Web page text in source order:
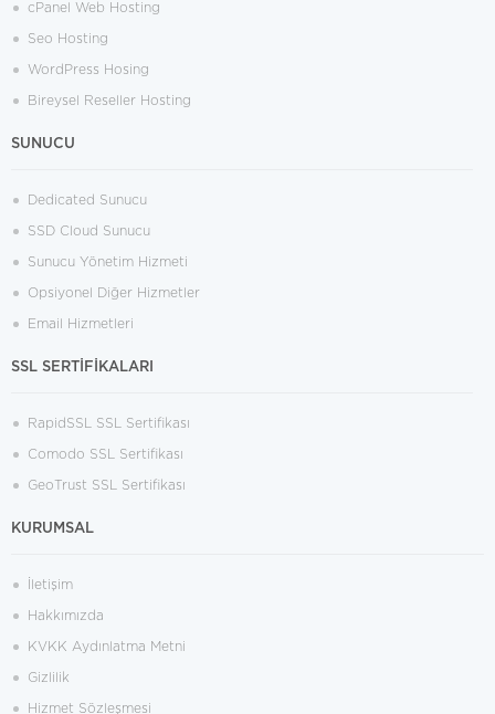
cPanel Web Hosting
Seo Hosting
WordPress Hosing
Bireysel Reseller Hosting
SUNUCU
Dedicated Sunucu
SSD Cloud Sunucu
Sunucu Yönetim Hizmeti
Opsiyonel Diğer Hizmetler
Email Hizmetleri
SSL SERTİFİKALARI
RapidSSL SSL Sertifikası
Comodo SSL Sertifikası
GeoTrust SSL Sertifikası
KURUMSAL
İletişim
Hakkımızda
KVKK Aydınlatma Metni
Gizlilik
Hizmet Sözleşmesi